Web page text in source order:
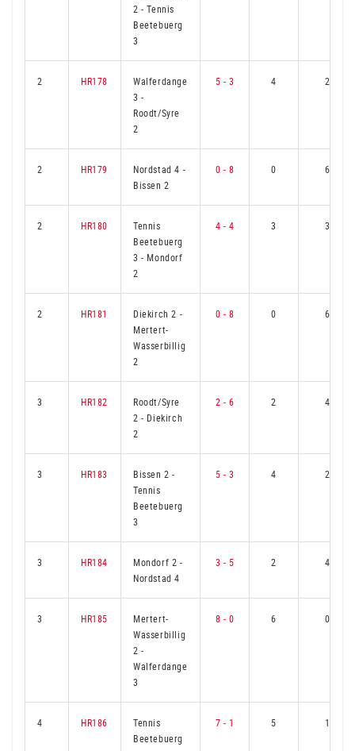
2-Tennis
Beetebuerg
3
2 HR178
Walferdange
3-
Roodt/Syre
2
5 - 3 4 2
2 HR179 Nordstad 4 -
Bissen 2
0 - 8 0 6
2 HR180
Tennis
Beetebuerg
3- Mondorf
2
4 - 4 3 3
2 HR181 Diekirch 2 -
Mertert-
Wasserbillig
2
0 - 8 0 6
3 HR182
Roodt/Syre
2- Diekirch
2
2 - 6 2 4
3 HR183 Bissen 2-
Tennis
Beetebuerg
3
5 - 3 4 2
3 HR184 Mondorf 2 -
Nordstad 4
3 - 5 2 4
3 HR185
Mertert-
Wasserbillig
2-
Walferdange
3
8 - 0 6 0
4 HR186
Tennis
Beetebuerg
7 - 1 5 1